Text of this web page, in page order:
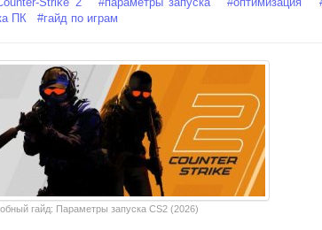
ПК #гайд по играм
гайд: Параметры запуска CS2 (2026)